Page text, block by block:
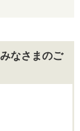
なさまのご